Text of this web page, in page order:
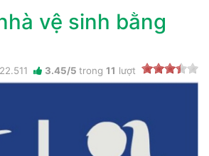
vệ sinh bằng
22.511 3.45/5 trong 11 lượt